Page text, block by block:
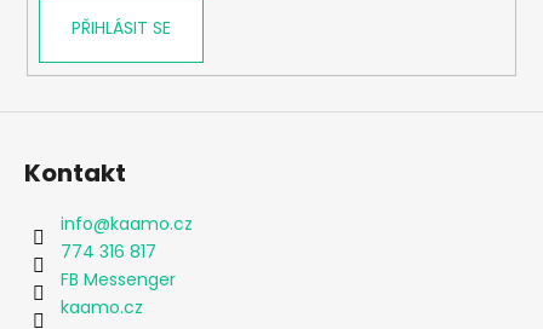
PŘIHLÁSIT SE
Kontakt
info@kaamo.cz
774 316 817
FB Messenger
kaamo.cz